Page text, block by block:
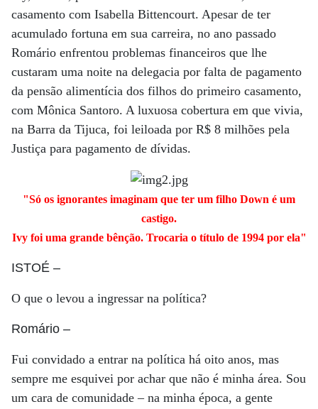
casamento com Isabella Bittencourt. Apesar de ter
acumulado fortuna em sua carreira, no ano passado
Romário enfrentou problemas financeiros que lhe
custaram uma noite na delegacia por falta de pagamento
da pensão alimentícia dos filhos do primeiro casamento,
com Mônica Santoro. A luxuosa cobertura em que vivia,
na Barra da Tijuca, foi leiloada por R$ 8 milhões pela
Justiça para pagamento de dívidas.
"Só os ignorantes imaginam que ter um filho Down é um
castigo.
Ivy foi uma grande bênção. Trocaria o título de 1994 por ela"
ISTOÉ –
O que o levou a ingressar na política?
Romário –
Fui convidado a entrar na política há oito anos, mas
sempre me esquivei por achar que não é minha área. Sou
um cara de comunidade – na minha época, a gente